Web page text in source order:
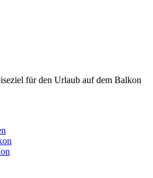
für den Urlaub auf dem Balkon